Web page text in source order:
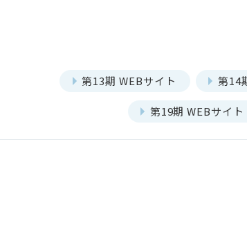
第13期 WEBサイト 第14
第19期 WEBサイト